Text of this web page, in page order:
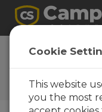
L'envoi
Mise à jour du
Cookie
This website
you the most